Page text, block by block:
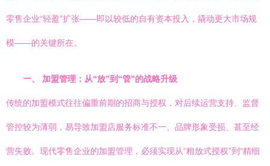
零售企业“轻盈”扩张——即以较低的自有资本投入，撬动更大市场规
模——的关键所在。
一、 加盟管理：从“放”到“管”的战略升级
传统的加盟模式往往偏重前期的招商与授权，对后续运营支持、监督
管控较为薄弱，易导致加盟店服务标准不一、品牌形象受损、甚至经
营失败。现代零售企业的加盟管理，必须实现从“粗放式授权”到“精细